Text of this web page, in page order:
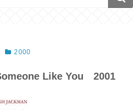
2000
Like You 2001